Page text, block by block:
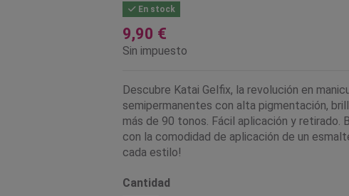
En stock
9,90 €
Sin impuesto
Descubre Katai Gelfix, la revolución en
semipermanentes con alta pigmentación,
más de 90 tonos. Fácil aplicación y retirado.
con la comodidad de aplicación de un
cada estilo!
Cantidad